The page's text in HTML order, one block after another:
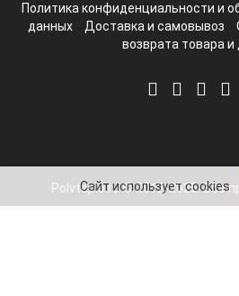
Политика конфиденциальности и
данных
Доставка и самовывоз
возврата товара и
Polvteplo.ru © 2012-2025. Все
Сайт использует cookies